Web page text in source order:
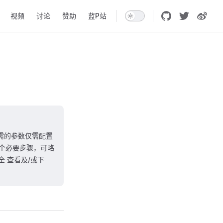
视频 讨论 赞助 蓝P站
的参数仅需配置
必要步骤，可略
查看及/或下